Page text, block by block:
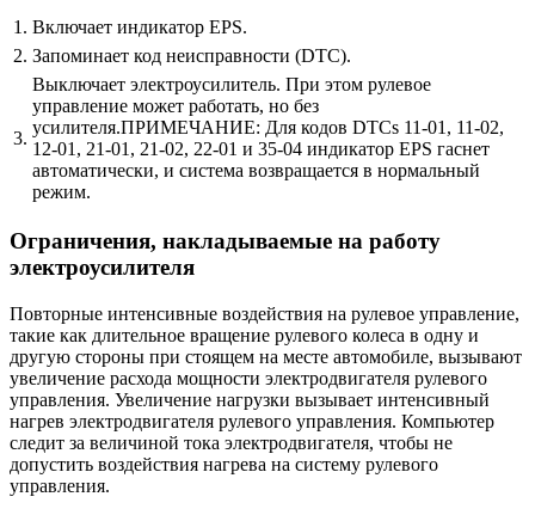
1. Включает индикатор EPS.
2. Запоминает код неисправности (DTC).
3.
Выключает электроусилитель. При этом рулевое
управление может работать, но без
усилителя.ПРИМЕЧАНИЕ: Для кодов DTCs 11-01, 11-02,
12-01, 21-01, 21-02, 22-01 и 35-04 индикатор EPS гаснет
автоматически, и система возвращается в нормальный
режим.
Ограничения, накладываемые на работу
электроусилителя
Повторные интенсивные воздействия на рулевое управление,
такие как длительное вращение рулевого колеса в одну и
другую стороны при стоящем на месте автомобиле, вызывают
увеличение расхода мощности электродвигателя рулевого
управления. Увеличение нагрузки вызывает интенсивный
нагрев электродвигателя рулевого управления. Компьютер
следит за величиной тока электродвигателя, чтобы не
допустить воздействия нагрева на систему рулевого
управления.